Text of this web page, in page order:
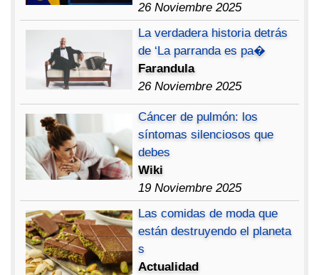
26 Noviembre 2025
La verdadera historia detrás
de ‘La parranda es pa�
Farandula
26 Noviembre 2025
Cáncer de pulmón: los
síntomas silenciosos que
debes
Wiki
19 Noviembre 2025
Las comidas de moda que
están destruyendo el planeta
s
Actualidad